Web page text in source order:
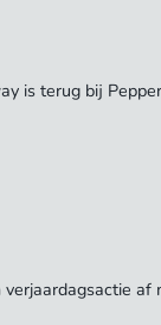
is terug bij
af